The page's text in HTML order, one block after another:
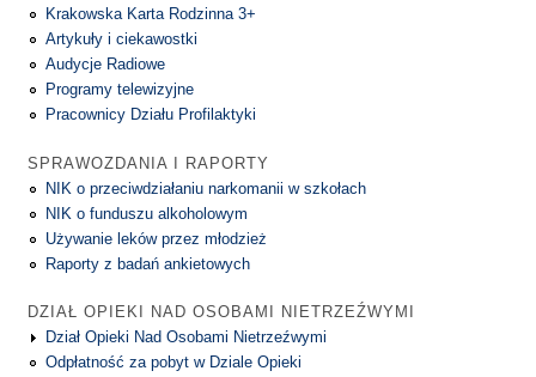
Krakowska Karta Rodzinna 3+
Artykuły i ciekawostki
Audycje Radiowe
Programy telewizyjne
Pracownicy Działu Profilaktyki
SPRAWOZDANIA I RAPORTY
NIK o przeciwdziałaniu narkomanii w szkołach
NIK o funduszu alkoholowym
Używanie leków przez młodzież
Raporty z badań ankietowych
DZIAŁ OPIEKI NAD OSOBAMI NIETRZEŹWYMI
Dział Opieki Nad Osobami Nietrzeźwymi
Odpłatność za pobyt w Dziale Opieki